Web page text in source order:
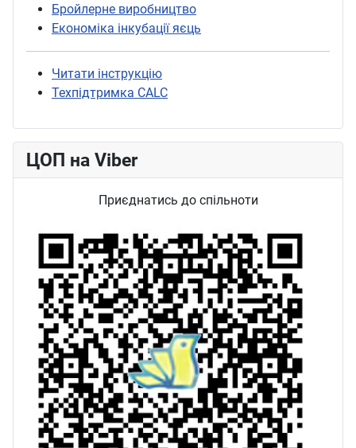
Бройлерне виробництво
Економіка інкубації яєць
Читати інструкцію
Техпідтримка CALC
ЦОП на Viber
Приєднатись до спільноти